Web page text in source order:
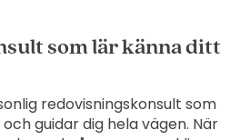
som lär känna ditt
redovisningskonsult som
guidar dig hela vägen. När